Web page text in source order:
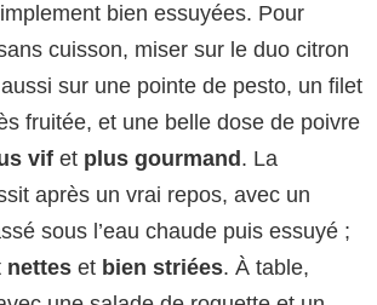
bien essuyées. Pour
cuisson, miser sur le duo citron
sur une pointe de pesto, un filet
fruitée, et une belle dose de poivre
vif et plus gourmand. La
après un vrai repos, avec un
sous l’eau chaude puis essuyé ;
nettes et bien striées. À table,